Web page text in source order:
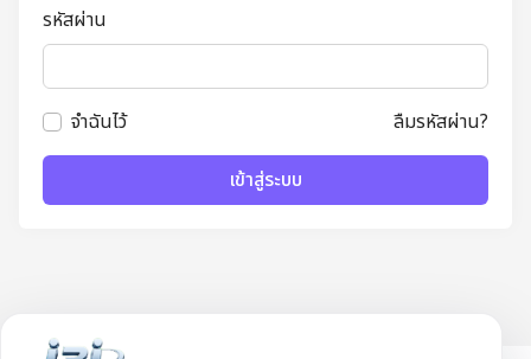
รหัสผ่าน
จำฉันไว้ ลืมรหัสผ่าน?
เข้าสู่ระบบ